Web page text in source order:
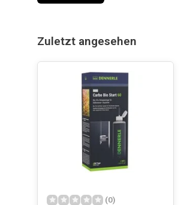
Zuletzt angesehen
(0)